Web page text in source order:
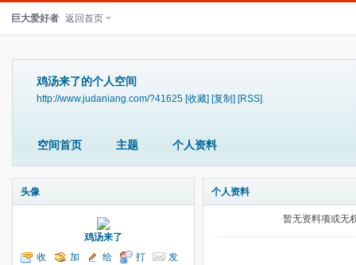
巨大爱好者 返回首页
鸡汤来了的个人空间
http://www.judaniang.com/?41625 [收藏] [复制] [RSS]
空间首页 主题 个人资料
头像
鸡汤来了
收
加
给
打
发
个人资料
暂无资料项或无